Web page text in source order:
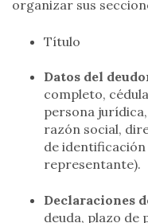
organizar sus
Título
Datos del
completo,
persona
razón social,
de identificación
representante).
Declaraciones
deuda, plazo de